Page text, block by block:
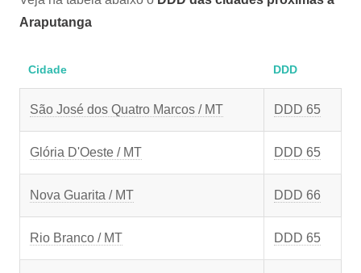
Araputanga
Cidade DDD
São José dos Quatro Marcos / MT DDD 65
Glória D'Oeste / MT DDD 65
Nova Guarita / MT DDD 66
Rio Branco / MT DDD 65